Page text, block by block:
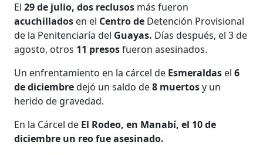
El29 de julio, dos reclusos más fueron
acuchillados en el Centro de Detención Provisional
de la Penitenciaría del Guayas. Días después, el 3 de
agosto, otros 11 presosfueron asesinados.
Un enfrentamiento en la cárcel de Esmeraldas el 6
de diciembredejó un saldo de8 muertosy un
herido de gravedad.
En la Cárcel de El Rodeo, en Manabí, el 10 de
diciembre un reo fue asesinado.